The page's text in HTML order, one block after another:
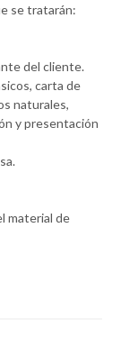
se tratarán:
del cliente.
carta de
naturales,
y presentación
material de